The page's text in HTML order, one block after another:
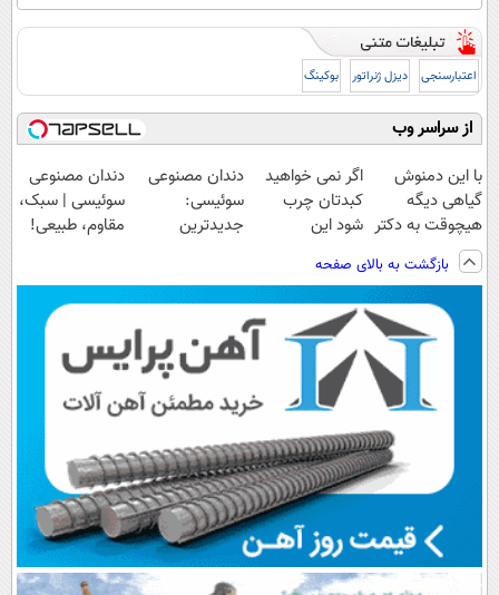
اعتبارسنجی دیزل ژنراتور بوکینگ
از سراسر وب
با این دمنوش
گیاهی دیگه
هیچوقت به دکتر
و دارو نیاز پیدا
نمیکنی
اگر نمی خواهید
کبدتان چرب
شود این
طعم را بنوشید
دندان مصنوعی
سوئیسی:
جدیدترین
پرداخت قسطی
دندان مصنوعی
سوئیسی | سبک،
مقاوم، طبیعی!
اقساطی😍
بازگشت به بالای صفحه